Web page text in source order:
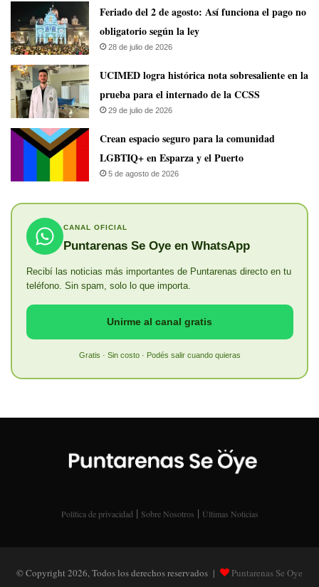
Feriado del 2 de agosto: Así funciona el pago no
obligatorio según la ley
28 de julio de 2026
UCIMED logra histórica nota sobresaliente en la
prueba para el internado de la CCSS
29 de julio de 2026
Crean espacio seguro para la comunidad
LGBTIQ+ en Esparza y el Puerto
5 de agosto de 2026
CANAL OFICIAL
Puntarenas Se Oye en WhatsApp
Recibí las noticias más importantes de Puntarenas directo en tu
teléfono. Sin spam, solo lo que importa.
Unirme al canal gratis
Gratis · Sin costo · Podés salir cuando quieras
Política de privacidad | Sobre Nosotros | Últimas Noticias
© Copyright 2026, Todos los derechos reservados | Puntarenas Se Oye